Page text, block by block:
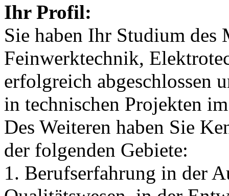
Ihr Profil:
Sie haben Ihr Studium des
Feinwerktechnik,
erfolgreich abgeschlossen
in technischen Projekten
Des Weiteren haben Sie
der folgenden Gebiete:
1. Berufserfahrung in der